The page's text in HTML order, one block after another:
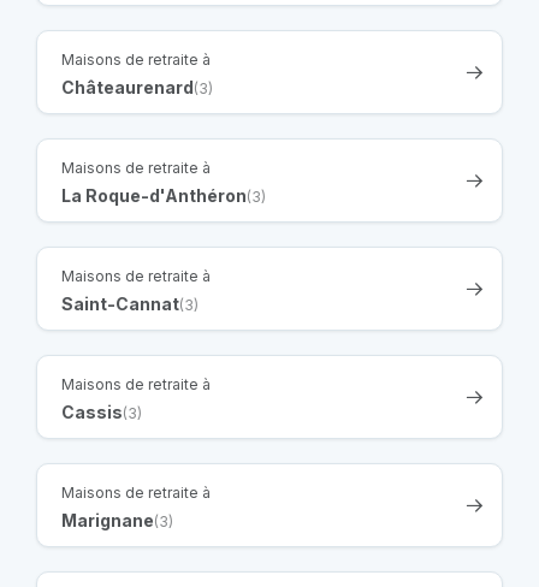
Maisons de retraite à
Châteaurenard(3)
Maisons de retraite à
La Roque-d'Anthéron(3)
Maisons de retraite à
Saint-Cannat(3)
Maisons de retraite à
Cassis(3)
Maisons de retraite à
Marignane(3)